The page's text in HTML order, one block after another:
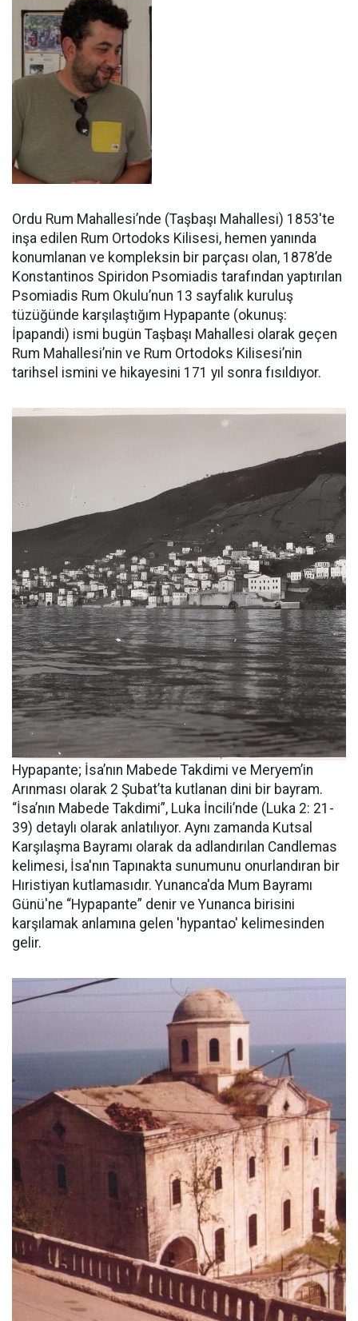
Ordu Rum Mahallesi’nde (Taşbaşı Mahallesi) 1853'te
inşa edilen Rum Ortodoks Kilisesi, hemen yanında
konumlanan ve kompleksin bir parçası olan, 1878’de
Konstantinos Spiridon Psomiadis tarafından yaptırılan
Psomiadis Rum Okulu’nun 13 sayfalık kuruluş
tüzüğünde karşılaştığım Hypapante (okunuş:
İpapandi) ismi bugün Taşbaşı Mahallesi olarak geçen
Rum Mahallesi’nin ve Rum Ortodoks Kilisesi’nin
tarihsel ismini ve hikayesini 171 yıl sonra fısıldıyor.
Hypapante; İsa’nın Mabede Takdimi ve Meryem’in
Arınması olarak 2 Şubat’ta kutlanan dini bir bayram.
“İsa’nın Mabede Takdimi”, Luka İncili’nde (Luka 2: 21-
39) detaylı olarak anlatılıyor. Aynı zamanda Kutsal
Karşılaşma Bayramı olarak da adlandırılan Candlemas
kelimesi, İsa'nın Tapınakta sunumunu onurlandıran bir
Hıristiyan kutlamasıdır. Yunanca'da Mum Bayramı
Günü'ne “Hypapante” denir ve Yunanca birisini
karşılamak anlamına gelen 'hypantao' kelimesinden
gelir.